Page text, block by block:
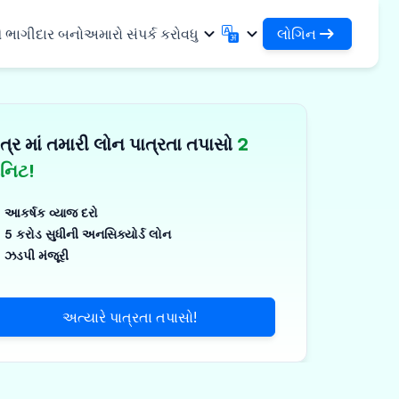
અને ઔદ્યોગિક
અને મેડિકલ
અને નાના ઉપકરણો
બનોઅમારો સંપર્ક કરોવધુ
हिन्दी
ଓଡ଼ିଆ
తెలుగు
Telugu
বাংলা
લોગિન
DSA તરીકે લોગિન કરો
માં તમારી લોન પાત્રતા તપાસો 2
આકર્ષક વ્યાજ દરો
5 કરોડ સુધીની અનસિક્યોર્ડ લોન
ઝડપી મંજૂરી
અત્યારે પાત્રતા તપાસો!